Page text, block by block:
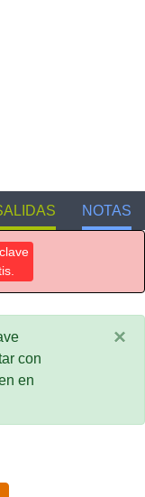
NOTAS
con
en
×